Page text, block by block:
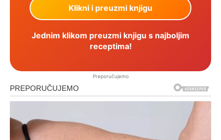
Jednim klikom preuzmi knjigu s najboljim
receptima!
Preporučujemo